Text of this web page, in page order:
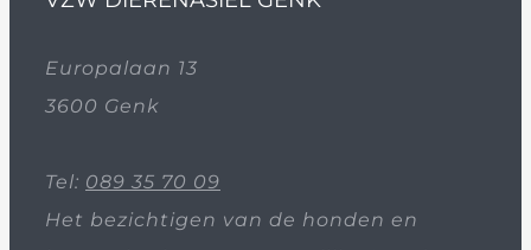
Europalaan 13
3600 Genk
Tel: 089 35 70 09
Het bezichtigen van de honden en